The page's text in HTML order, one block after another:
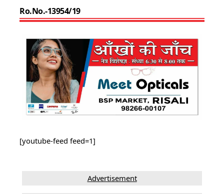
Ro.No.-13954/19
[youtube-feed feed=1]
Advertisement